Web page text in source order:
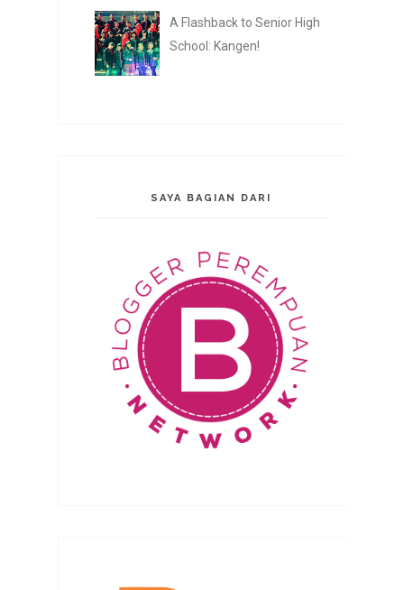
A Flashback to Senior High
School: Kangen!
SAYA BAGIAN DARI